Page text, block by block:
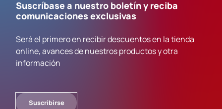
Suscríbase a nuestro boletín y reciba
comunicaciones exclusivas
Será el primero en recibir descuentos en la tienda
online, avances de nuestros productos y otra
información
Suscribirse